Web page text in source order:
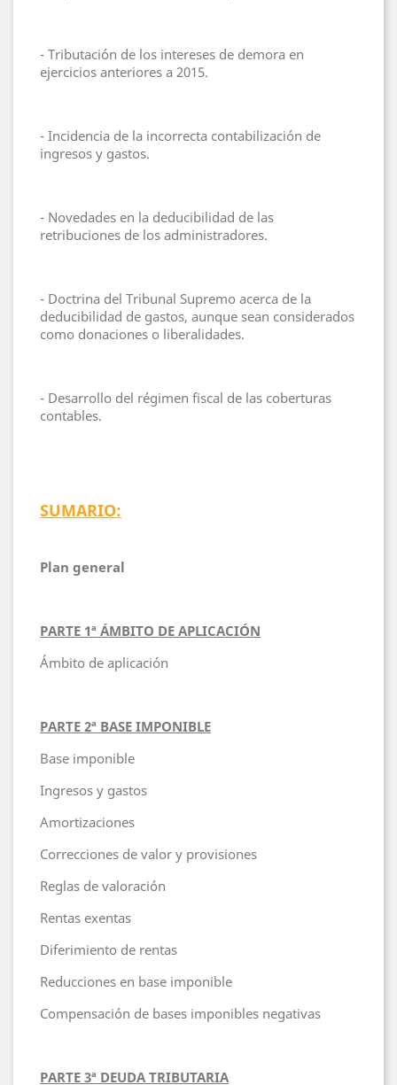
- Tributación de los intereses de demora en
ejercicios anteriores a 2015.
- Incidencia de la incorrecta contabilización de
ingresos y gastos.
- Novedades en la deducibilidad de las
retribuciones de los administradores.
- Doctrina del Tribunal Supremo acerca de la
deducibilidad de gastos, aunque sean considerados
como donaciones o liberalidades.
- Desarrollo del régimen fiscal de las coberturas
contables.
SUMARIO:
Plan general
PARTE 1ª ÁMBITO DE APLICACIÓN
Ámbito de aplicación
PARTE 2ª BASE IMPONIBLE
Base imponible
Ingresos y gastos
Amortizaciones
Correcciones de valor y provisiones
Reglas de valoración
Rentas exentas
Diferimiento de rentas
Reducciones en base imponible
Compensación de bases imponibles negativas
PARTE 3ª DEUDA TRIBUTARIA